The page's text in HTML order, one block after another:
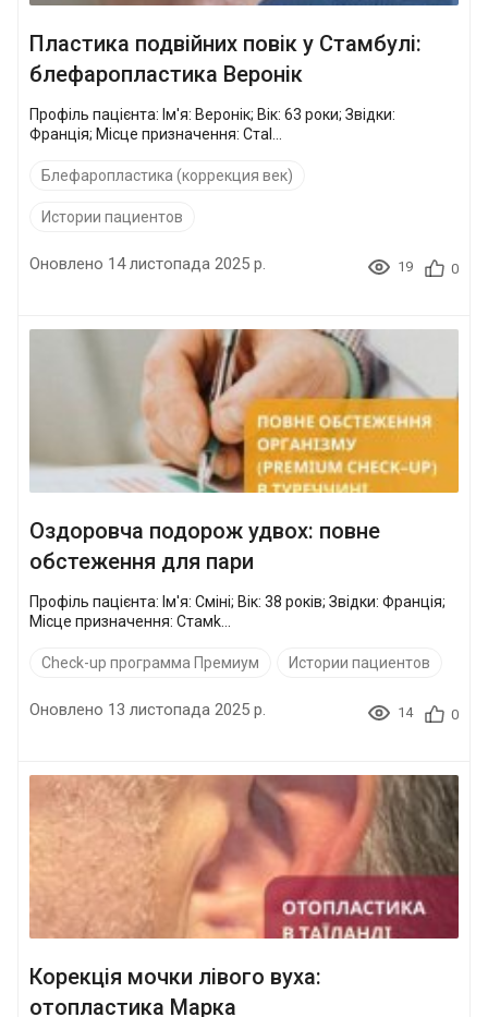
Пластика подвійних повік у Стамбулі:
блефаропластика Веронік
Профіль пацієнта: Ім'я: Веронік; Вік: 63 роки; Звідки:
Франція; Місце призначення: Стаl...
Блефаропластика (коррекция век)
Истории пациентов
Оновлено 14 листопада 2025 р. 19 0
Оздоровча подорож удвох: повне
обстеження для пари
Профіль пацієнта: Ім'я: Сміні; Вік: 38 років; Звідки: Франція;
Місце призначення: Стамk...
Check-up программа Премиум Истории пациентов
Оновлено 13 листопада 2025 р. 14 0
Корекція мочки лівого вуха:
отопластика Марка